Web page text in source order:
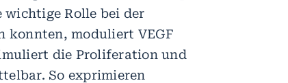
wichtige Rolle bei der
konnten, moduliert VEGF
die Proliferation und
So exprimieren